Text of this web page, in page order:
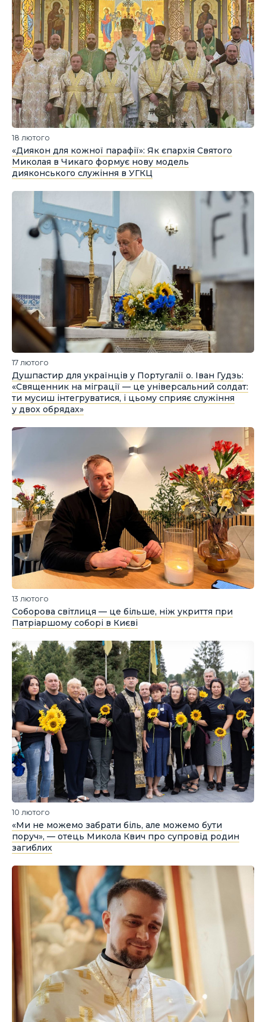
18 лютого
«Диякон для кожної парафії»: Як єпархія Святого
Миколая в Чикаго формує нову модель
дияконського служіння в УГКЦ
17 лютого
Душпастир для українців у Португалії о. Іван Гудзь:
«Священник на міграції — це універсальний солдат:
ти мусиш інтегруватися, і цьому сприяє служіння
у двох обрядах»
13 лютого
Соборова світлиця — це більше, ніж укриття при
Патріаршому соборі в Києві
10 лютого
«Ми не можемо забрати біль, але можемо бути
поруч», — отець Микола Квич про супровід родин
загиблих